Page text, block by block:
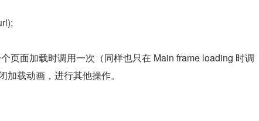
页面加载时调用一次（同样也只在 Main frame loading 时调
载动画，进行其他操作。